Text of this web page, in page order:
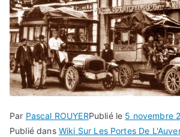
Par Pascal ROUYERPublié le 5 novembre
Publié dans Wiki Sur Les Portes De